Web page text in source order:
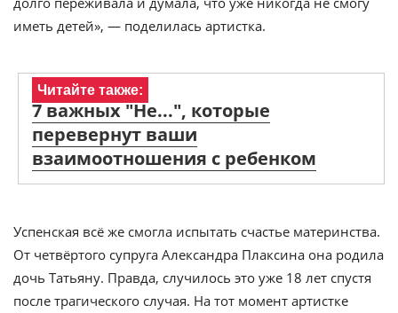
иметь детей», — поделилась артистка.
Читайте также:
7 важных "Не...", которые
перевернут ваши
взаимоотношения с ребенком
Успенская всё же смогла испытать счастье материнства.
От четвёртого супруга Александра Плаксина она родила
дочь Татьяну. Правда, случилось это уже 18 лет спустя
после трагического случая. На тот момент артистке